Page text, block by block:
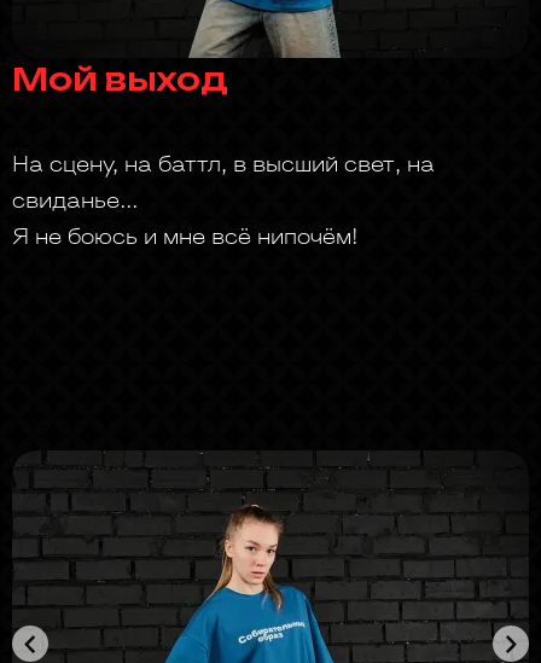
Мой выход
На сцену, на баттл, в высший свет, на
свиданье...
Я не боюсь и мне всё нипочём!